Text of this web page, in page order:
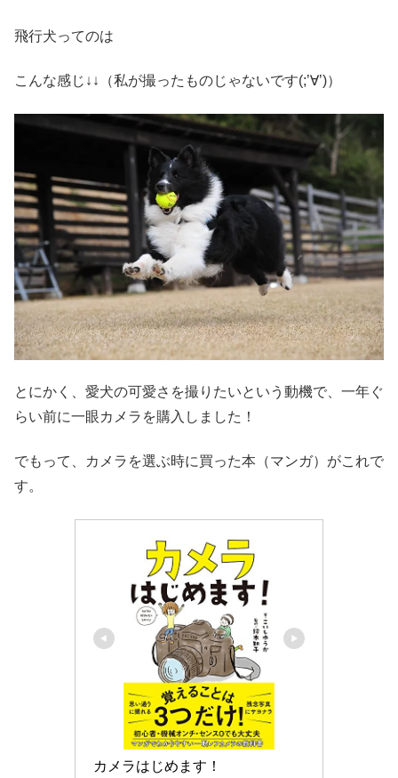
飛行犬ってのは
こんな感じ↓↓（私が撮ったものじゃないです(;’∀’)）
とにかく、愛犬の可愛さを撮りたいという動機で、一年ぐ
らい前に一眼カメラを購入しました！
でもって、カメラを選ぶ時に買った本（マンガ）がこれで
す。
カメラはじめます！